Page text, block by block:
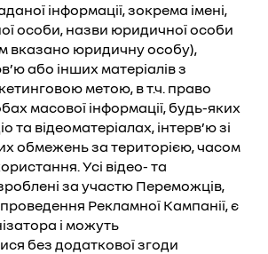
інформації, зокрема імені,
особи, назви юридичної особи
вказано юридичну особу),
або інших матеріалів з
метою, в т.ч. право
масової інформації, будь-яких
та відеоматеріалах, інтерв’ю зі
обмежень за територією, часом
Усі відео- та
за участю Переможців,
Рекламної Кампанії, є
і можуть
без додаткової згоди